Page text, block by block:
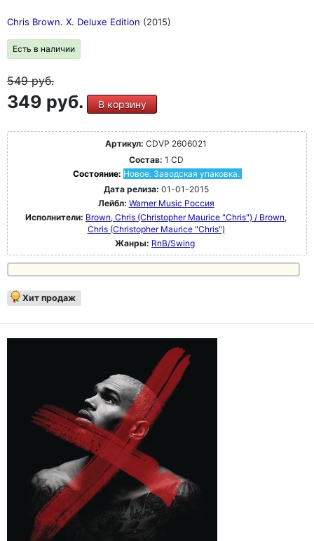
Chris Brown. X. Deluxe Edition (2015)
Есть в наличии
549руб.
349 руб. В корзину
Артикул: CDVP 2606021
Состав: 1 CD
Состояние: Новое. Заводская упаковка.
Дата релиза: 01-01-2015
Лейбл: Warner Music Россия
Исполнители: Brown, Chris (Christopher Maurice "Chris") / Brown,
Chris (Christopher Maurice "Chris")
Жанры: RnB/Swing
Хит продаж